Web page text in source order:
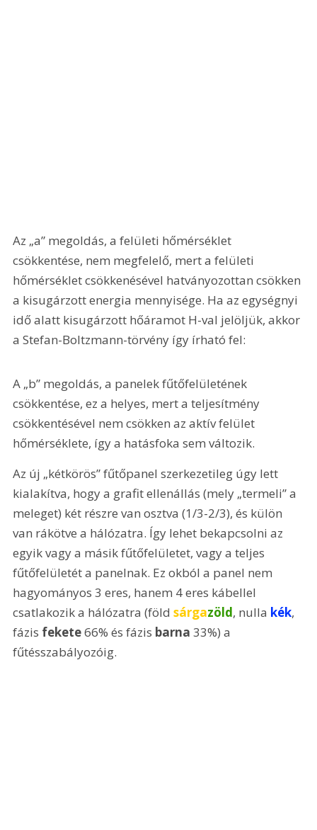
Az „a” megoldás, a felületi hőmérséklet
csökkentése, nem megfelelő, mert a felületi
hőmérséklet csökkenésével hatványozottan csökken
a kisugárzott energia mennyisége. Ha az egységnyi
idő alatt kisugárzott hőáramot H-val jelöljük, akkor
a Stefan-Boltzmann-törvény így írható fel:
A „b” megoldás, a panelek fűtőfelületének
csökkentése, ez a helyes, mert a teljesítmény
csökkentésével nem csökken az aktív felület
hőmérséklete, így a hatásfoka sem változik.
Az új „kétkörös” fűtőpanel szerkezetileg úgy lett
kialakítva, hogy a grafit ellenállás (mely „termeli” a
meleget) két részre van osztva (1/3-2/3), és külön
van rákötve a hálózatra. Így lehet bekapcsolni az
egyik vagy a másik fűtőfelületet, vagy a teljes
fűtőfelületét a panelnak. Ez okból a panel nem
hagyományos 3 eres, hanem 4 eres kábellel
csatlakozik a hálózatra (föld sárgazöld, nulla kék,
fázis fekete 66% és fázis barna 33%) a
fűtésszabályozóig.